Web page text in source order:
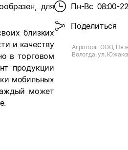
для
близких
и качеству
в торговом
продукции
мобильных
может
Пн-Вс 08:00-
Поделиться
Агроторг, ООО,
Вологда, ул.